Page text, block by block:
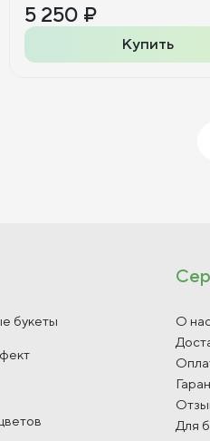
5 250 ₽
Купить
букеты
О
Для